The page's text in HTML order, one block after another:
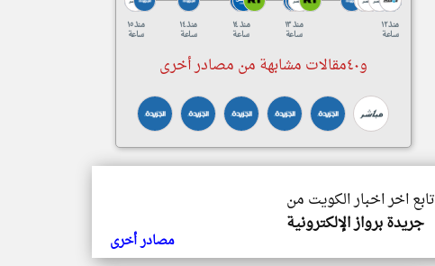
منذ ١٥
ساعة
منذ ١٤
ساعة
منذ ١٤
ساعة
منذ ١٣
ساعة
منذ ١٢
ساعة
و٤٠مقالات مشابهة من مصادر أخرى
تابع اخر اخبار الكويت من
جريدة برواز الإلكترونية
مصادر أخرى